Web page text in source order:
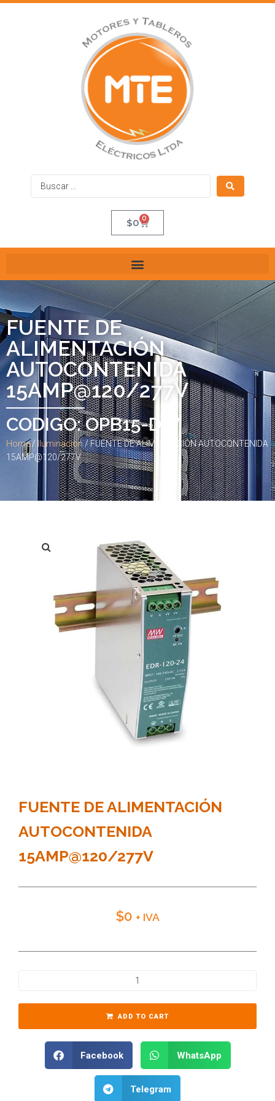
$0 0
FUENTE DE
ALIMENTACIÓN
AUTOCONTENIDA
15AMP@120/277V
CODIGO: OPB15-DW
Home/ Iluminacion/ FUENTE DE ALIMENTACIÓN AUTOCONTENIDA
15AMP@120/277V
FUENTE DE ALIMENTACIÓN
AUTOCONTENIDA
15AMP@120/277V
$0 + IVA
ADD TO CART
Facebook WhatsApp
Telegram